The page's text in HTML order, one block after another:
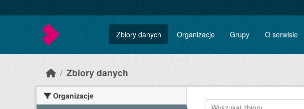
Zbiory danych Organizacje Grupy O serwisie
Zbiory danych
Organizacje